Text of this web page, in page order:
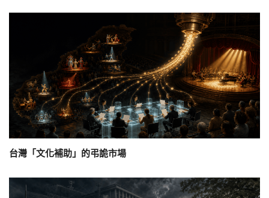
台灣「文化補助」的弔詭市場